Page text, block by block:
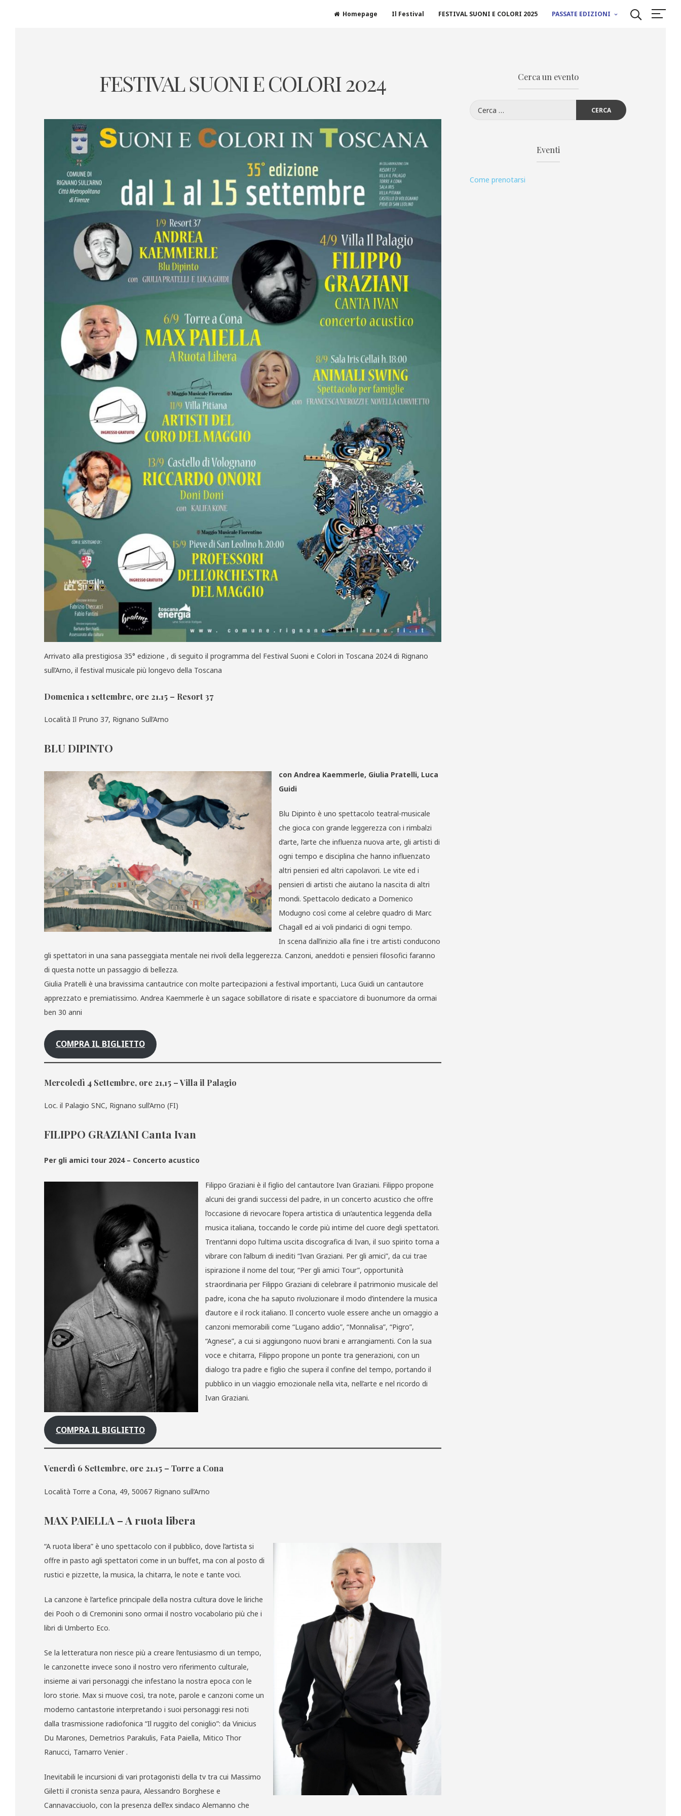
Homepage Il Festival FESTIVAL SUONI E COLORI 2025 PASSATE EDIZIONI
FESTIVAL SUONI E COLORI 2024
Arrivato alla prestigiosa 35° edizione , di seguito il programma del Festival Suoni e Colori in Toscana 2024 di Rignano
sull’Arno, il festival musicale più longevo della Toscana
Domenica 1 settembre, ore 21.15 – Resort 37
Località Il Pruno 37, Rignano Sull’Arno
BLU DIPINTO
con Andrea Kaemmerle, Giulia Pratelli, Luca
Guidi
Blu Dipinto è uno spettacolo teatral-musicale
che gioca con grande leggerezza con i rimbalzi
d’arte, l’arte che influenza nuova arte, gli artisti di
ogni tempo e disciplina che hanno influenzato
altri pensieri ed altri capolavori. Le vite ed i
pensieri di artisti che aiutano la nascita di altri
mondi. Spettacolo dedicato a Domenico
Modugno così come al celebre quadro di Marc
Chagall ed ai voli pindarici di ogni tempo.
In scena dall’inizio alla fine i tre artisti conducono
gli spettatori in una sana passeggiata mentale nei rivoli della leggerezza. Canzoni, aneddoti e pensieri filosofici faranno
di questa notte un passaggio di bellezza.
Giulia Pratelli è una bravissima cantautrice con molte partecipazioni a festival importanti, Luca Guidi un cantautore
apprezzato e premiatissimo. Andrea Kaemmerle è un sagace sobillatore di risate e spacciatore di buonumore da ormai
ben 30 anni
COMPRA IL BIGLIETTO
Mercoledì 4 Settembre, ore 21,15 – Villa il Palagio
Loc. il Palagio SNC, Rignano sull’Arno (FI)
FILIPPO GRAZIANI Canta Ivan
Per gli amici tour 2024 – Concerto acustico
Filippo Graziani è il figlio del cantautore Ivan Graziani. Filippo propone
alcuni dei grandi successi del padre, in un concerto acustico che offre
l’occasione di rievocare l’opera artistica di un’autentica leggenda della
musica italiana, toccando le corde più intime del cuore degli spettatori.
Trent’anni dopo l’ultima uscita discografica di Ivan, il suo spirito torna a
vibrare con l’album di inediti “Ivan Graziani. Per gli amici”, da cui trae
ispirazione il nome del tour, “Per gli amici Tour”, opportunità
straordinaria per Filippo Graziani di celebrare il patrimonio musicale del
padre, icona che ha saputo rivoluzionare il modo d’intendere la musica
d’autore e il rock italiano. Il concerto vuole essere anche un omaggio a
canzoni memorabili come “Lugano addio”, “Monnalisa”, “Pigro”,
“Agnese”, a cui si aggiungono nuovi brani e arrangiamenti. Con la sua
voce e chitarra, Filippo propone un ponte tra generazioni, con un
dialogo tra padre e figlio che supera il confine del tempo, portando il
pubblico in un viaggio emozionale nella vita, nell’arte e nel ricordo di
Ivan Graziani.
COMPRA IL BIGLIETTO
Venerdì 6 Settembre, ore 21.15 – Torre a Cona
Località Torre a Cona, 49, 50067 Rignano sull’Arno
MAX PAIELLA – A ruota libera
“A ruota libera” è uno spettacolo con il pubblico, dove l’artista si
offre in pasto agli spettatori come in un buffet, ma con al posto di
rustici e pizzette, la musica, la chitarra, le note e tante voci.
La canzone è l’artefice principale della nostra cultura dove le liriche
dei Pooh o di Cremonini sono ormai il nostro vocabolario più che i
libri di Umberto Eco.
Se la letteratura non riesce più a creare l’entusiasmo di un tempo,
le canzonette invece sono il nostro vero riferimento culturale,
insieme ai vari personaggi che infestano la nostra epoca con le
loro storie. Max si muove così, tra note, parole e canzoni come un
moderno cantastorie interpretando i suoi personaggi resi noti
dalla trasmissione radiofonica “Il ruggito del coniglio”: da Vinicius
Du Marones, Demetrios Parakulis, Fata Paiella, Mitico Thor
Ranucci, Tamarro Venier .
Inevitabili le incursioni di vari protagonisti della tv tra cui Massimo
Giletti il cronista senza paura, Alessandro Borghese e
Cannavacciuolo, con la presenza dell’ex sindaco Alemanno che
Cerca un evento
Ricerca
per:
Eventi
Come prenotarsi